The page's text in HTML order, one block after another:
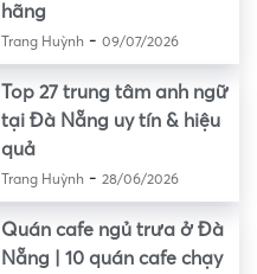
hãng
Trang Huỳnh- 09/07/2026
Top 27 trung tâm anh ngữ
tại Đà Nẵng uy tín & hiệu
quả
Trang Huỳnh- 28/06/2026
Quán cafe ngủ trưa ở Đà
Nẵng | 10 quán cafe chạy